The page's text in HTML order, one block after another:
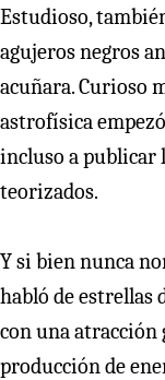
Estudioso,
agujeros negros
acuñara. Curioso
astrofísica
incluso a publicar
teorizados.
Y si bien nunca
habló de estrellas
con una atracción
producción de